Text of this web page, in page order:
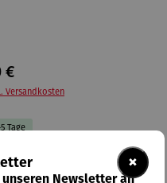
€
Versandkosten
Tage
×
Newsletter an